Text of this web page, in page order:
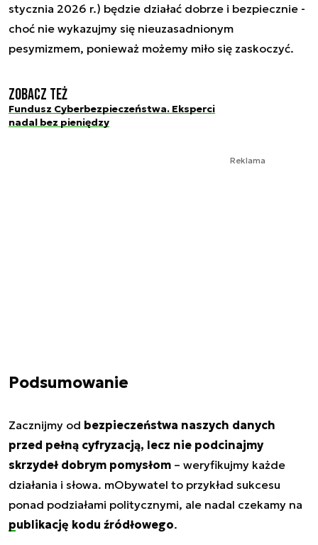
stycznia 2026 r.) będzie działać dobrze i bezpiecznie -
choć nie wykazujmy się nieuzasadnionym
pesymizmem, ponieważ możemy miło się zaskoczyć.
Zobacz też
Fundusz Cyberbezpieczeństwa. Eksperci
nadal bez pieniędzy
Reklama
Podsumowanie
Zacznijmy od bezpieczeństwa naszych danych
przed pełną cyfryzacją, lecz nie podcinajmy
skrzydeł dobrym pomysłom – weryfikujmy każde
działania i słowa. mObywatel to przykład sukcesu
ponad podziałami politycznymi, ale nadal czekamy na
publikację kodu źródłowego.